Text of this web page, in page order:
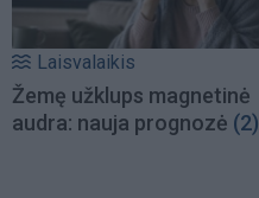
Laisvalaikis
Žemę užklups magnetinė
audra: nauja prognozė (2)